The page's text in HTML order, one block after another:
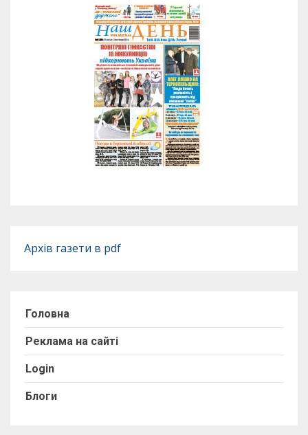
Архів газети в pdf
Головна
Реклама на сайті
Login
Блоги